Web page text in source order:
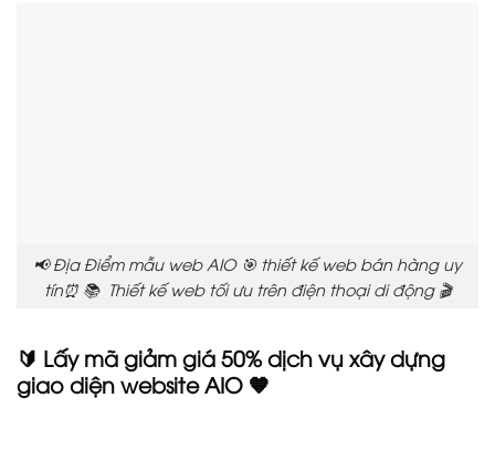
📢 Địa Điểm mẫu web AIO 🎯 thiết kế web bán hàng uy
tín⏰ 📚 Thiết kế web tối ưu trên điện thoại di động 🎬
🔰 Lấy mã giảm giá 50% dịch vụ xây dựng
giao diện website AIO 🧡